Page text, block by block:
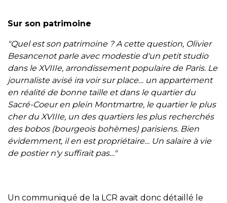
Sur son patrimoine
"Quel est son patrimoine ? A cette question, Olivier
Besancenot parle avec modestie d'un petit studio
dans le XVIIIe, arrondissement populaire de Paris. Le
journaliste avisé ira voir sur place… un appartement
en réalité de bonne taille et dans le quartier du
Sacré-Coeur en plein Montmartre, le quartier le plus
cher du XVIIIe, un des quartiers les plus recherchés
des bobos (bourgeois bohèmes) parisiens. Bien
évidemment, il en est propriétaire… Un salaire à vie
de postier n'y suffirait pas…"
Un communiqué de la LCR avait donc détaillé le